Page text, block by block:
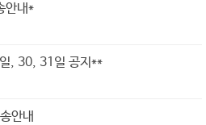
안내*
, 30, 31일 공지**
안내